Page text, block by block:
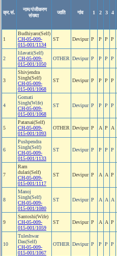
क्र.सं.
नाम/पंजीकरण
संख्या
जाति गांव 1 2 3 4
1
Budhiyaro(Self)
CH-05-009-
015-001/1134
ST Devipur P P P P
2
lilavati(Self)
CH-05-009-
015-001/1050
OTHER Devipur P P P P
3
Shivjendra
Singh(Self)
CH-05-009-
015-001/1068
ST Devipur P P P P
4
Gomati
Singh(Wife)
CH-05-009-
015-001/1068
ST Devipur P P P P
5
Patarsai(Self)
CH-05-009-
015-001/1093
OTHER Devipur P A P A
6
Pushpendra
Singh(Self)
CH-05-009-
015-001/1133
ST Devipur P P P P
7
Ram
dulari(Self)
CH-05-009-
015-001/1117
ST Devipur P A A P
8
Manoj
Singh(Self)
CH-05-009-
015-001/1080
ST Devipur P A A A
9
Santoshi(Wife)
CH-05-009-
015-001/1059
ST Devipur P A A P
10
Tuleshwar
Das(Self)
CH-05-009-
015-001/1067
OTHER Devipur P P P P